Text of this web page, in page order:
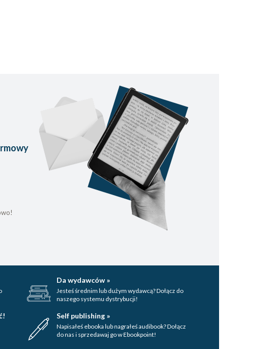
Da wydawców »
Jesteś średnim lub dużym wydawcą? Dołącz do
naszego systemu dystrybucji!
Self publishing »
Napisałeś ebooka lub nagrałeś audibook? Dołącz
do nas i sprzedawaj go w Ebookpoint!